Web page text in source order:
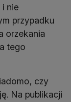
i nie
przypadku
orzekania
tego
czy
Na publikacji